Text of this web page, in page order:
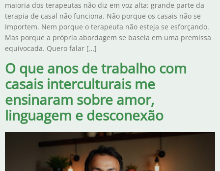
maioria dos terapeutas não diz em voz alta: grande parte da
terapia de casal não funciona. Não porque os casais não se
importem. Nem porque o terapeuta não esteja se esforçando.
Mas porque a própria abordagem se baseia em uma premissa
equivocada. Quero falar […]
O que anos de trabalho com
casais interculturais me
ensinaram sobre amor,
linguagem e desconexão